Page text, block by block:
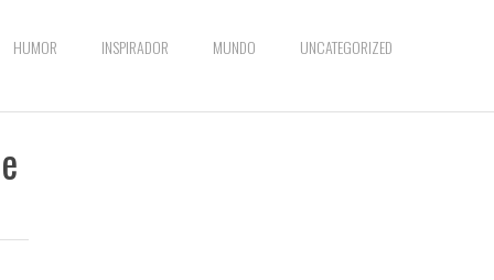
HUMOR INSPIRADOR MUNDO UNCATEGORIZED